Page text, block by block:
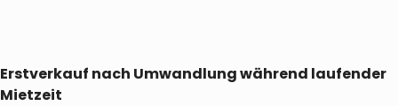
Erstverkauf nach Umwandlung während laufender
Mietzeit